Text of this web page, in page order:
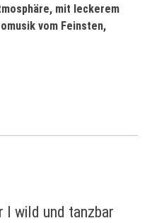
mit leckerem
vom Feinsten,
I wild und tanzbar